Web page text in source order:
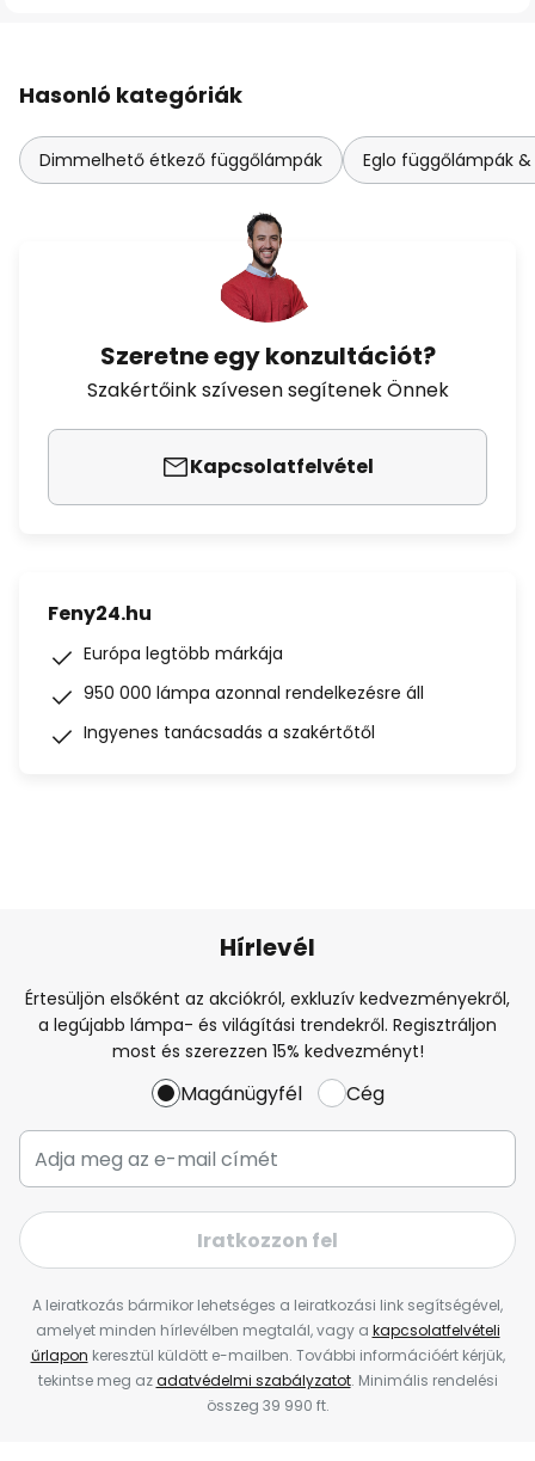
Hasonló kategóriák
Dimmelhető étkező függőlámpák Eglo függőlámpák &
Szeretne egy konzultációt?
Szakértőink szívesen segítenek Önnek
Kapcsolatfelvétel
Feny24.hu
Európa legtöbb márkája
950 000 lámpa azonnal rendelkezésre áll
Ingyenes tanácsadás a szakértőtől
Hírlevél
Értesüljön elsőként az akciókról, exkluzív kedvezményekről,
a legújabb lámpa- és világítási trendekről. Regisztráljon
most és szerezzen 15% kedvezményt!
Magánügyfél Cég
Iratkozzon fel
A leiratkozás bármikor lehetséges a leiratkozási link segítségével,
amelyet minden hírlevélben megtalál, vagy a kapcsolatfelvételi
űrlapon keresztül küldött e-mailben. További információért kérjük,
tekintse meg azadatvédelmi szabályzatot. Minimális rendelési
összeg 39 990 ft.